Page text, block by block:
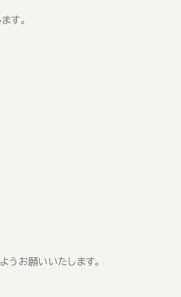
す。
うお願いいたします。